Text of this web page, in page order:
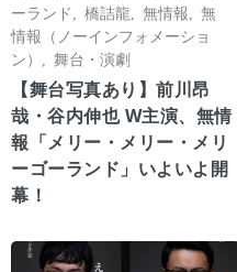
ーランド
橋詰龍 無情報
無
情報（ノーインフォメーショ
ン）
舞台・演劇
【舞台写真あり】前川昂
哉・谷内伸也 W主演、無情
報「メリー・メリー・メリ
ーゴーランド」いよいよ開
幕！